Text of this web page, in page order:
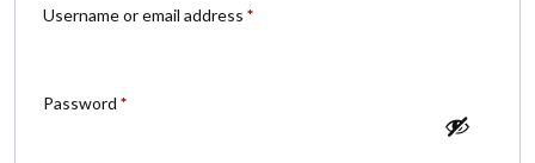
Username or email address *
Password *